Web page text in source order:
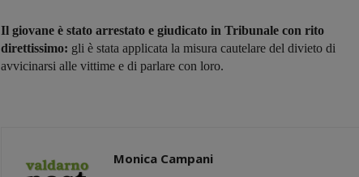
Il giovane è stato arrestato e giudicato in Tribunale con rito
direttissimo: gli è stata applicata la misura cautelare del divieto di
avvicinarsi alle vittime e di parlare con loro.
Monica Campani